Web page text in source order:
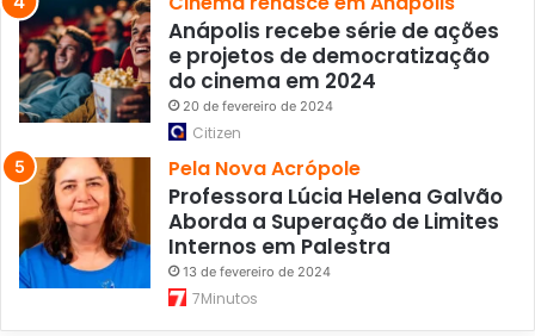
Anápolis recebe série de ações
e projetos de democratização
do cinema em 2024
20 de fevereiro de 2024
Citizen
Pela Nova Acrópole
Professora Lúcia Helena Galvão
Aborda a Superação de Limites
Internos em Palestra
13 de fevereiro de 2024
7Minutos